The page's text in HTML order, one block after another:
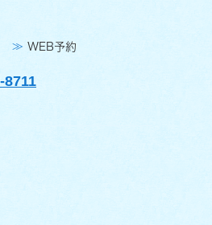
WEB予約
8711